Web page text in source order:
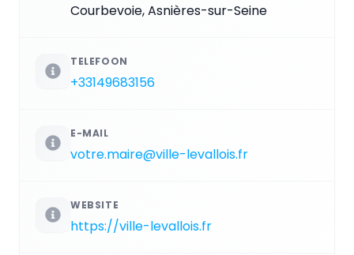
Courbevoie, Asnières-sur-Seine
TELEFOON
+33149683156
E-MAIL
votre.maire@ville-levallois.fr
WEBSITE
https://ville-levallois.fr